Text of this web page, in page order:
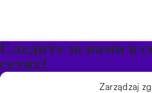
Zarządzaj
Следите за нами в
сетях!
Будьте в курсе акций и новостей в